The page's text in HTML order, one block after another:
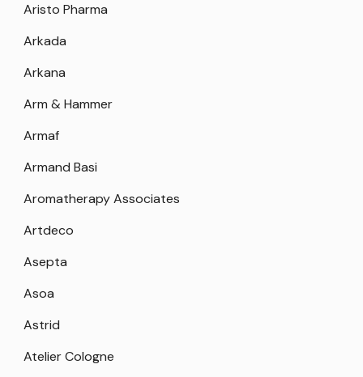
Aristo Pharma
Arkada
Arkana
Arm & Hammer
Armaf
Armand Basi
Aromatherapy Associates
Artdeco
Asepta
Asoa
Astrid
Atelier Cologne